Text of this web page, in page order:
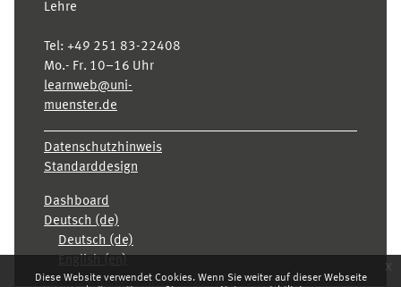
Diese Website verwendet Cookies. Wenn Sie weiter auf dieser Webseite
x
Lehre
Tel: +49 251 83-22408
Mo.- Fr. 10–16 Uhr
learnweb@uni-
muenster.de
Datenschutzhinweis
Standarddesign
Dashboard
Deutsch ‎(de)‎
Deutsch ‎(de)‎